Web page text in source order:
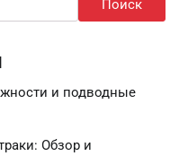
Поиск
и подводные
Обзор и